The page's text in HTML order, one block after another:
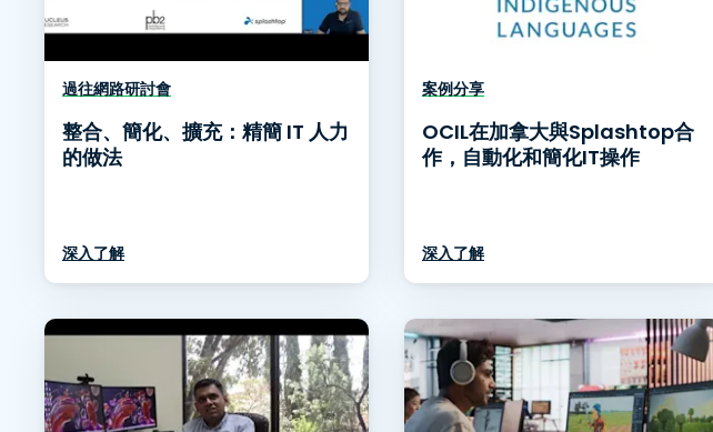
過往網路研討會
整合、簡化、擴充：精簡 IT 人力
的做法
深入了解
案例分享
OCIL在加拿大與Splashtop合
作，自動化和簡化IT操作
深入了解